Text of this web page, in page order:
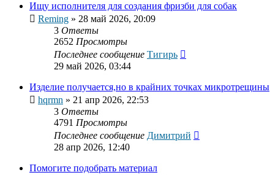
Ищу исполнителя для создания фризби для собак
Reming » 28 май 2026, 20:09
3 Ответы
2652 Просмотры
Последнее сообщение Тигирь
29 май 2026, 03:44
Изделие получается,но в крайних точках микротрещины
hqrmn » 21 апр 2026, 22:53
3 Ответы
4791 Просмотры
Последнее сообщение Димитрий
28 апр 2026, 12:40
Помогите подобрать материал